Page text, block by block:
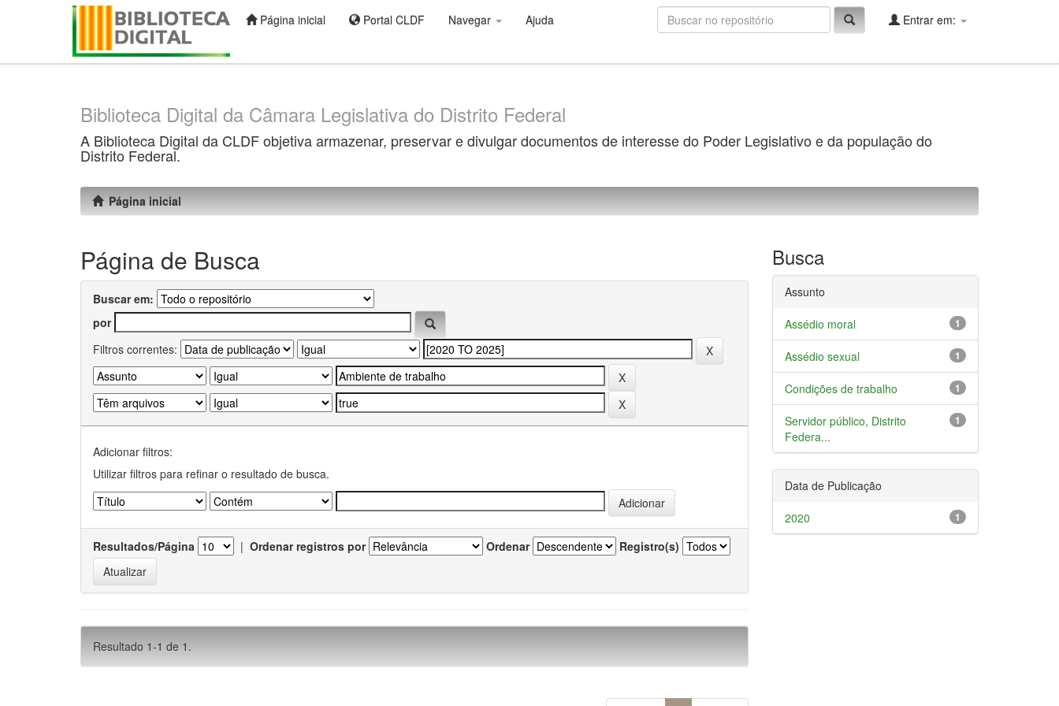
Página inicial Portal CLDF Navegar Ajuda Entrar em:
Biblioteca Digital da Câmara Legislativa do Distrito Federal
A Biblioteca Digital da CLDF objetiva armazenar, preservar e divulgar documentos de interesse do Poder Legislativo e da população do
Distrito Federal.
Página inicial
Página de Busca
Buscar em:
por
Filtros correntes:
Adicionar filtros:
Utilizar filtros para refinar o resultado de busca.
Resultados/Página | Ordenar registros por Ordenar Registro(s)
Resultado 1-1 de 1.
Busca
Assunto
1
Assédio moral
1
Assédio sexual
1
Condições de trabalho
1
Servidor público, Distrito
Federa...
Data de Publicação
1
2020